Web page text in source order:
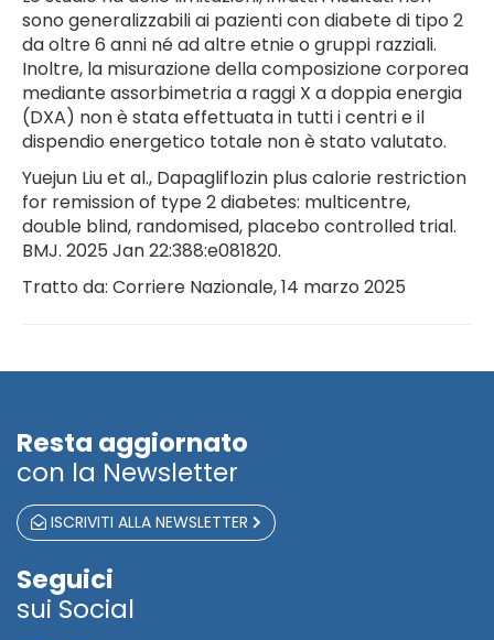
sono generalizzabili ai pazienti con diabete di tipo 2
da oltre 6 anni né ad altre etnie o gruppi razziali.
Inoltre, la misurazione della composizione corporea
mediante assorbimetria a raggi X a doppia energia
(DXA) non è stata effettuata in tutti i centri e il
dispendio energetico totale non è stato valutato.
Yuejun Liu et al., Dapagliflozin plus calorie restriction
for remission of type 2 diabetes: multicentre,
double blind, randomised, placebo controlled trial.
BMJ. 2025 Jan 22:388:e081820.
Tratto da: Corriere Nazionale, 14 marzo 2025
Resta aggiornato
con la Newsletter
ISCRIVITI ALLA NEWSLETTER
Seguici
sui Social